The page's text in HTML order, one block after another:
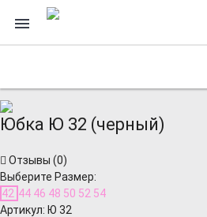
Юбка Ю 32 (черный)
Отзывы (0)
Выберите Размер:
42 44 46 48 50 52 54
Артикул: Ю 32